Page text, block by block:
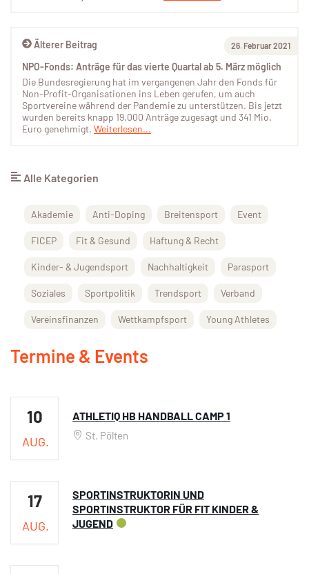
Älterer Beitrag 26. Februar 2021
NPO-Fonds: Anträge für das vierte Quartal ab 5. März möglich
Die Bundesregierung hat im vergangenen Jahr den Fonds für
Non-Profit-Organisationen ins Leben gerufen, um auch
Sportvereine während der Pandemie zu unterstützen. Bis jetzt
wurden bereits knapp 19.000 Anträge zugesagt und 341 Mio.
Euro genehmigt. Weiterlesen...
Alle Kategorien
Akademie Anti-Doping Breitensport Event
FICEP Fit & Gesund Haftung & Recht
Kinder- & Jugendsport Nachhaltigkeit Parasport
Soziales Sportpolitik Trendsport Verband
Vereinsfinanzen Wettkampfsport Young Athletes
Termine & Events
10
AUG.
ATHLETIQ HB HANDBALL CAMP 1
St. Pölten
17
AUG.
SPORTINSTRUKTORIN UND
SPORTINSTRUKTOR FÜR FIT KINDER &
JUGEND